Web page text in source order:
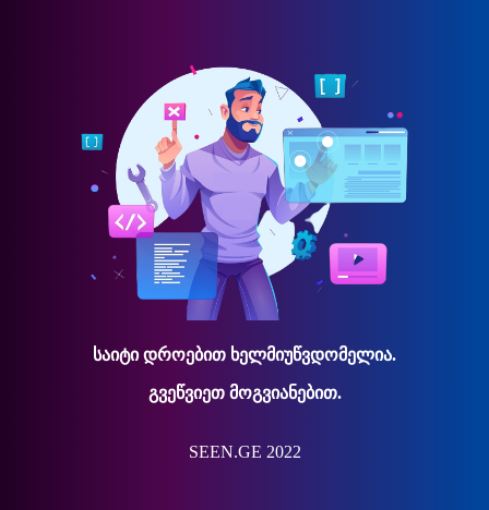
საიტი დროებით ხელმიუწვდომელია.
გვეწვიეთ მოგვიანებით.
SEEN.GE 2022